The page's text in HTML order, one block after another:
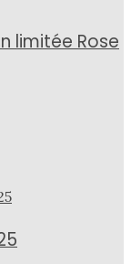
limitée Rose